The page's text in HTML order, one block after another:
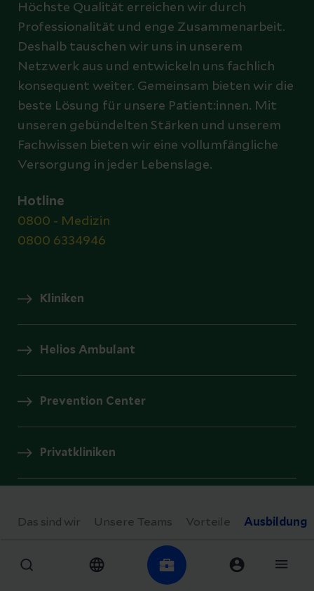
Das sind wir Unsere Teams Vorteile Ausbildung
Höchste Qualität erreichen wir durch
Professionalität und enge Zusammenarbeit.
Deshalb tauschen wir uns in unserem
Netzwerk aus und entwickeln uns fachlich
konsequent weiter. Gemeinsam bieten wir die
beste Lösung für unsere Patient:innen. Mit
unseren gebündelten Stärken und unserem
Fachwissen bieten wir eine vollumfängliche
Versorgung in jeder Lebenslage.
Hotline
0800 - Medizin
0800 6334946
Kliniken
Helios Ambulant
Prevention Center
Privatkliniken
Presse und Aktuelles